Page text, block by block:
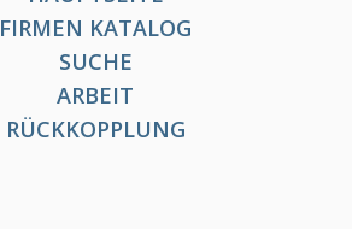
FIRMEN KATALOG
SUCHE
ARBEIT
RÜCKKOPPLUNG